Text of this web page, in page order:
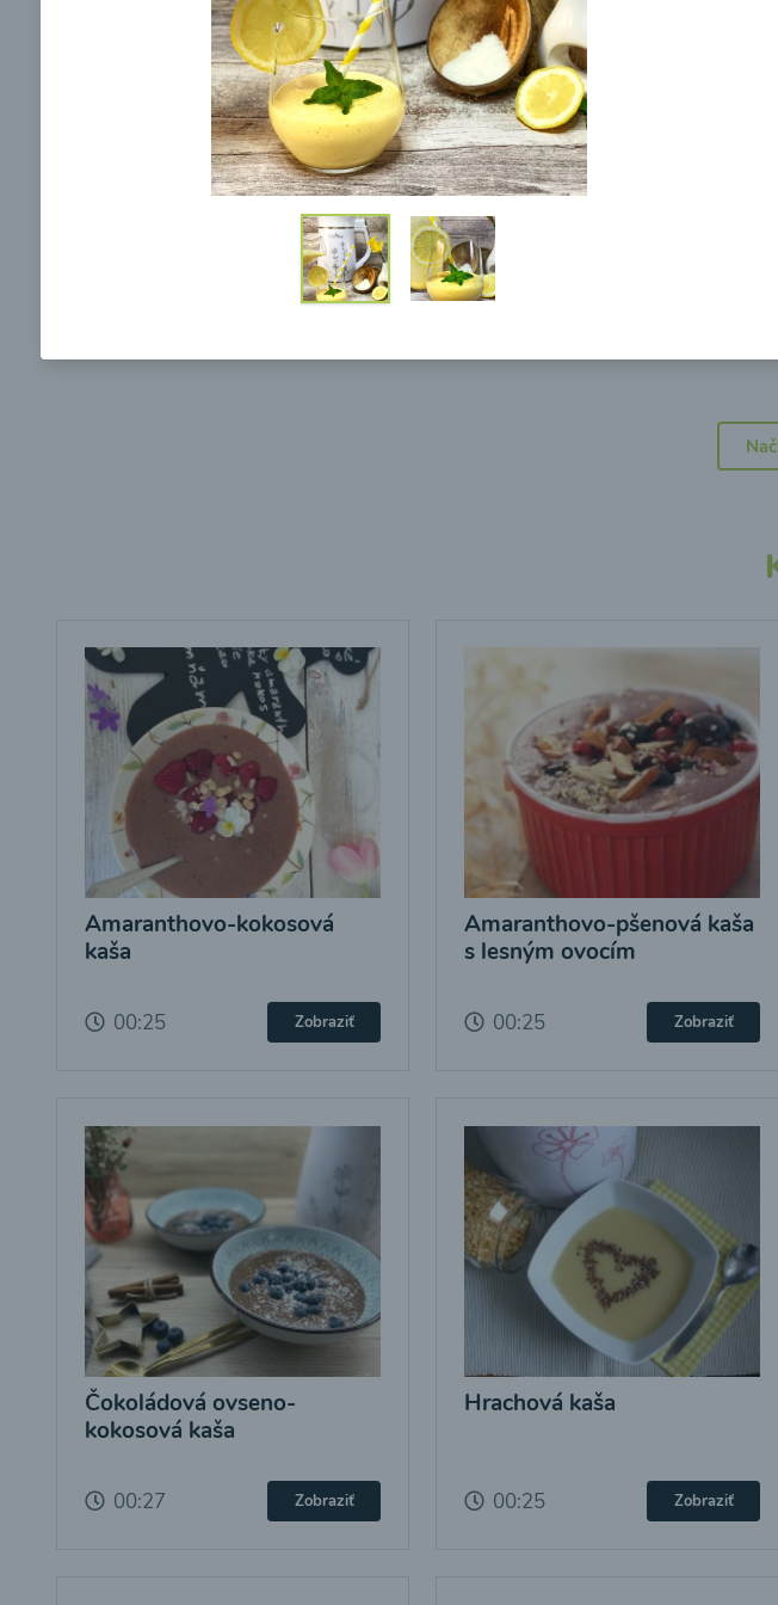
Brokolicová polievka s nivou
Zobraziť
Brokolicová polievka s
pečenými cherry a
mozzarelou od Recepty
Mojej Zdravej Kuchyne
00:25
Amaranthovo-kokosová
kaša
00:25 Zobraziť
Amaranthovo-pšenová kaša
s lesným ovocím
00:25 Zobraziť
Čokoládová ovseno-
kokosová kaša
00:27 Zobraziť
Hrachová kaša
00:25 Zobraziť
Ochrane osobných údajova súhlasím s nimi.